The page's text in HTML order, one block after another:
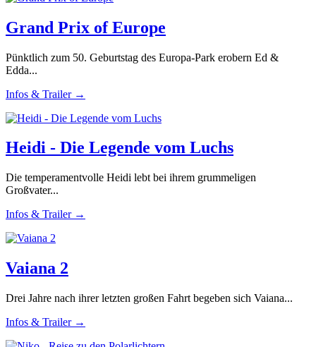
Grand Prix of Europe
Pünktlich zum 50. Geburtstag des Europa-Park erobern Ed &
Edda...
Infos & Trailer →
Heidi - Die Legende vom Luchs
Die temperamentvolle Heidi lebt bei ihrem grummeligen
Großvater...
Infos & Trailer →
Vaiana 2
Drei Jahre nach ihrer letzten großen Fahrt begeben sich Vaiana...
Infos & Trailer →